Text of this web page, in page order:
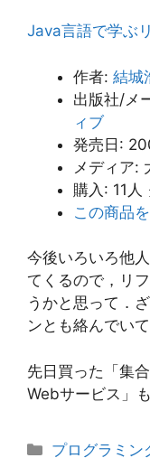
Java言語で学ぶ
作者: 結城
出版社/メ
ィブ
発売日:
メディア:
購入 : 11人
この商品
今後いろいろ他
てくるので，リ
うかと思って．
ンとも絡んでい
先日買った「集
Webサービス」
カ
プログラミン